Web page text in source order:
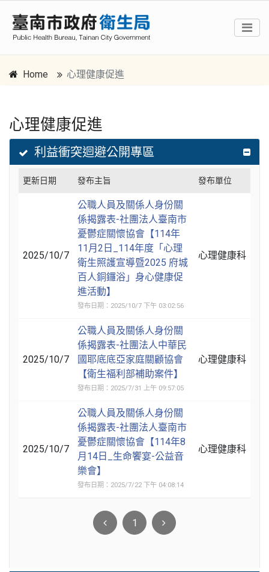
Home 心理健康促進
跳到主要內容區塊
心理健康促進
利益衝突迴避公開專區
更新日期 發布主旨 發布單位
2025/10/7
公職人員及關係人身份關
係揭露表-社團法人臺南市
憂鬱症關懷協會【114年
11月2日_114年度「心理
衛生照護宣導暨2025 府城
百人銅鑼浴」身心健康促
進活動】
發布日期：2025/10/7 下午 03:02:56
心理健康科
2025/10/7
公職人員及關係人身份關
係揭露表-社團法人中華民
國耶底底亞家庭關顧協會
【衛生福利部補助案件】
發布日期：2025/7/31 上午 09:57:05
心理健康科
2025/10/7
公職人員及關係人身份關
係揭露表-社團法人臺南市
憂鬱症關懷協會【114年8
月14日_生命饗宴-公益音
樂會】
發布日期：2025/7/22 下午 04:08:14
心理健康科
1